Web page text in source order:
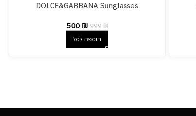
DOLCE&GABBANA Sunglasses
999₪
500 ₪
הוספה לסל